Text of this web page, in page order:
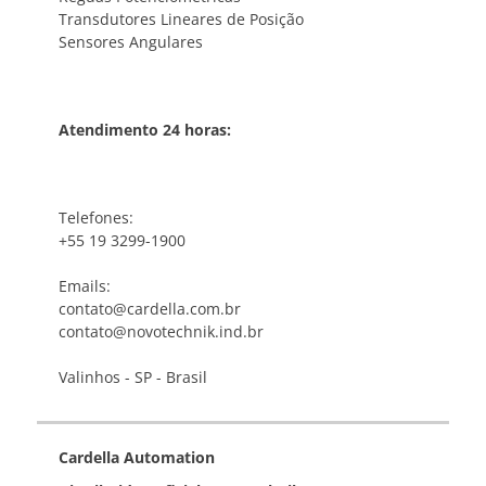
Transdutores Lineares de Posição
Sensores Angulares
Atendimento 24 horas:
Telefones:
+55 19 3299-1900
Emails:
contato@cardella.com.br
contato@novotechnik.ind.br
Valinhos - SP - Brasil
Cardella Automation